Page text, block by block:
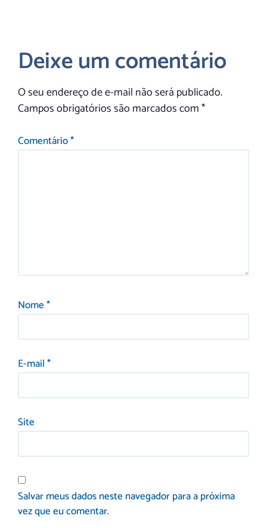
Deixe um comentário
O seu endereço de e-mail não será publicado.
Campos obrigatórios são marcados com*
Comentário*
Nome*
E-mail*
Site
Salvar meus dados neste navegador para a próxima
vez que eu comentar.